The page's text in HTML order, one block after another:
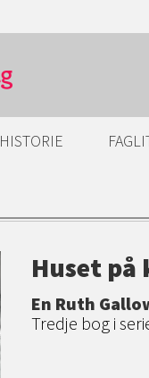
HISTORIE
Huset på
En Ruth
Tredje bog i